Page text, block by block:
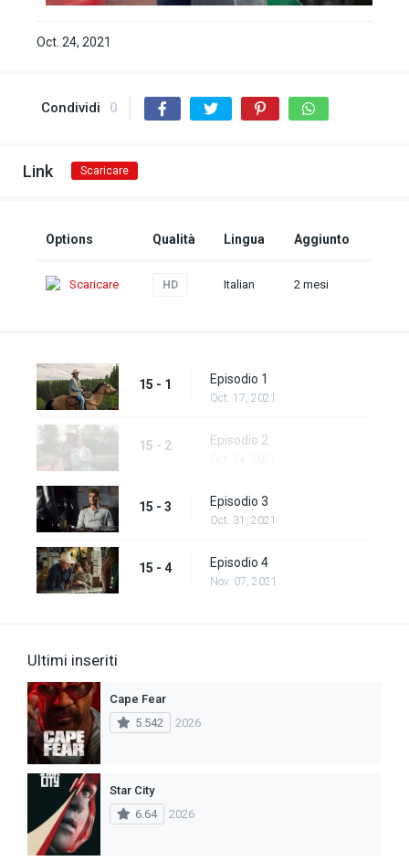
Oct. 24, 2021
Condividi 0
Link Scaricare
Options Qualità Lingua Aggiunto
Scaricare HD Italian 2 mesi
15 - 1 Episodio 1
Oct. 17, 2021
15 - 2 Episodio 2
15 - 3 Episodio 3
Oct. 31, 2021
15 - 4 Episodio 4
Nov. 07, 2021
Ultimi inseriti
Cape Fear
5.542
2026
Star City
6.64
2026